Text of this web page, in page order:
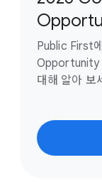
Public First
Opportunity
대해 알아 보